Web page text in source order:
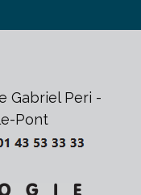
Gabriel Peri -
Pont